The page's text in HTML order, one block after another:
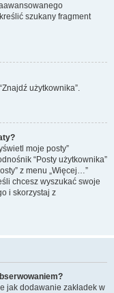
szukany fragment
użytkownika”.
moje posty”
“Posty użytkownika”
z menu „Więcej…”
chcesz wyszukać swoje
i skorzystaj z
jak dodawanie zakładek w